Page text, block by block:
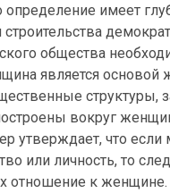
определение имеет
общества
является основой
структуры,
вокруг
утверждает, что
или личность, то
отношение к